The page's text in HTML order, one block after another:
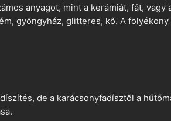
anyagot, mint a kerámiát, fát, vagy
gyöngyház, glitteres, kő. A folyékony
de a karácsonyfadísztől a